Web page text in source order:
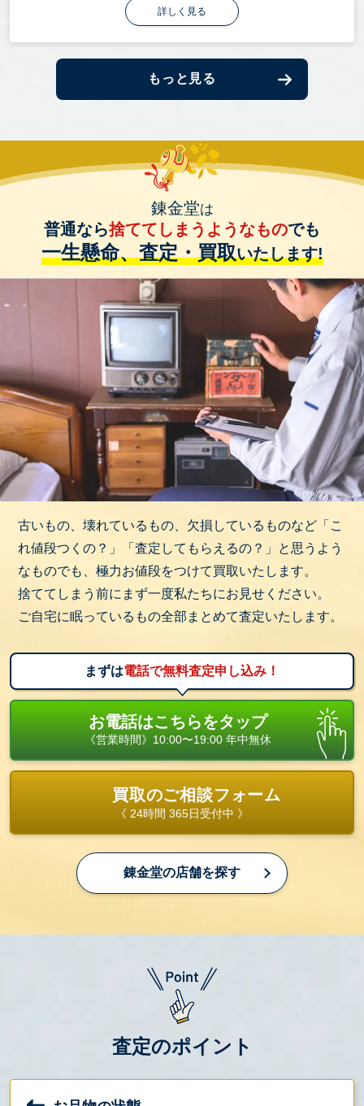
詳しく見る
もっと見る
錬金堂は
普通なら捨ててしまうようなものでも
一生懸命、査定・買取いたします!
古いもの、壊れているもの、欠損しているものなど「こ
れ値段つくの？」「査定してもらえるの？」と思うよう
なものでも、極力お値段をつけて買取いたします。
捨ててしまう前にまず一度私たちにお見せください。
ご自宅に眠っているもの全部まとめて査定いたします。
まずは電話で無料査定申し込み！
お電話はこちらをタップ
《営業時間》10:00〜19:00 年中無休
買取のご相談フォーム
《 24時間 365日受付中 》
錬金堂の店舗を探す
査定のポイント